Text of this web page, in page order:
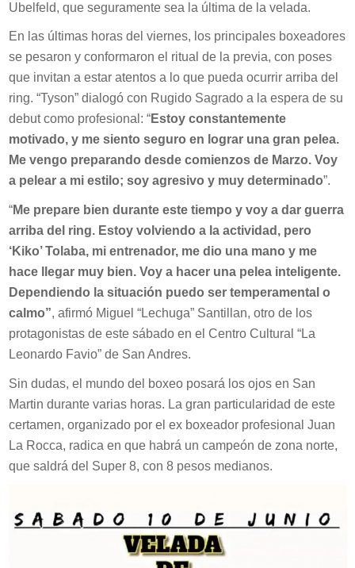
Ubelfeld, que seguramente sea la última de la velada.
En las últimas horas del viernes, los principales boxeadores
se pesaron y conformaron el ritual de la previa, con poses
que invitan a estar atentos a lo que pueda ocurrir arriba del
ring. “Tyson” dialogó con Rugido Sagrado a la espera de su
debut como profesional: “Estoy constantemente
motivado, y me siento seguro en lograr una gran pelea.
Me vengo preparando desde comienzos de Marzo. Voy
a pelear a mi estilo; soy agresivo y muy determinado”.
“Me prepare bien durante este tiempo y voy a dar guerra
arriba del ring. Estoy volviendo a la actividad, pero
‘Kiko’ Tolaba, mi entrenador, me dio una mano y me
hace llegar muy bien. Voy a hacer una pelea inteligente.
Dependiendo la situación puedo ser temperamental o
calmo”, afirmó Miguel “Lechuga” Santillan, otro de los
protagonistas de este sábado en el Centro Cultural “La
Leonardo Favio” de San Andres.
Sin dudas, el mundo del boxeo posará los ojos en San
Martin durante varias horas. La gran particularidad de este
certamen, organizado por el ex boxeador profesional Juan
La Rocca, radica en que habrá un campeón de zona norte,
que saldrá del Super 8, con 8 pesos medianos.